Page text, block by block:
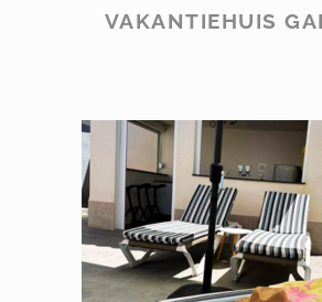
VAKANTIEHUIS